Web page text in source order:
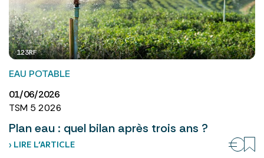
123RF
EAU POTABLE
01/06/2026
TSM 5 2026
Plan eau : quel bilan après trois ans ?
› LIRE L’ARTICLE